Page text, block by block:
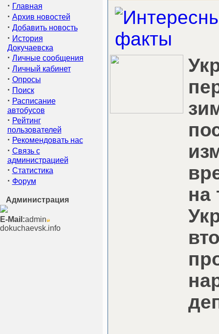
· Главная
· Архив новостей
· Добавить новость
· История
Докучаевска
· Личные сообщения
· Личный кабинет
· Опросы
· Поиск
· Расписание
автобусов
· Рейтинг
пользователей
· Рекомендовать нас
· Связь с
администрацией
· Статистика
· Форум
Администрация
E-Mail:admin
dokuchaevsk.info
на